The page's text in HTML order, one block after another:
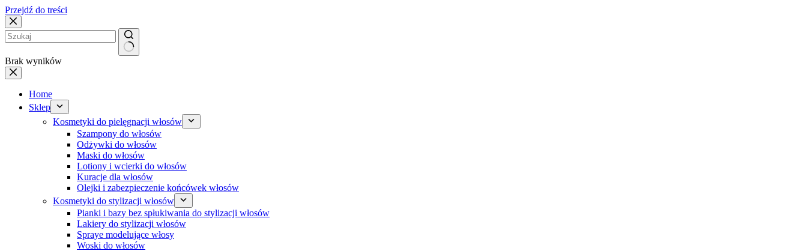
Przejdź do treści
Brak wyników
Home
Sklep
Kosmetyki do pielęgnacji włosów
Szampony do włosów
Odżywki do włosów
Maski do włosów
Lotiony i wcierki do włosów
Kuracje dla włosów
Olejki i zabezpieczenie końcówek włosów
Kosmetyki do stylizacji włosów
Pianki i bazy bez spłukiwania do stylizacji włosów
Lakiery do stylizacji włosów
Spraye modelujące włosy
Woski do włosów